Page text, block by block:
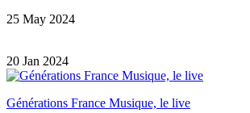
25 May 2024
20 Jan 2024
Générations France Musique, le live